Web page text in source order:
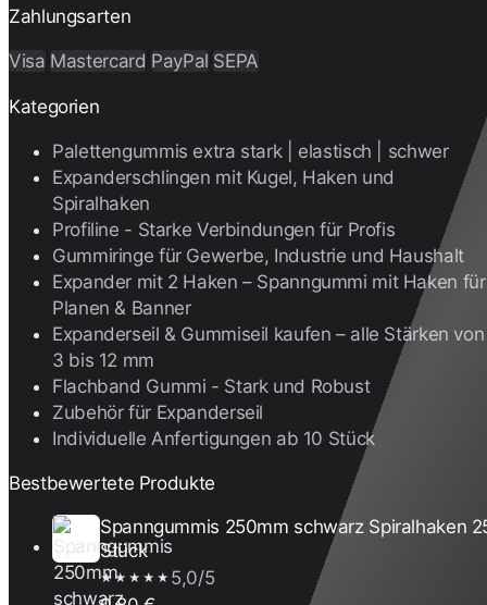
Zahlungsarten
Visa Mastercard PayPal SEPA
Kategorien
Palettengummis extra stark | elastisch | schwer
Expanderschlingen mit Kugel, Haken und
Spiralhaken
Profiline - Starke Verbindungen für Profis
Gummiringe für Gewerbe, Industrie und Haushalt
Expander mit 2 Haken – Spanngummi mit Haken für
Planen & Banner
Expanderseil & Gummiseil kaufen – alle Stärken von
3 bis 12 mm
Flachband Gummi - Stark und Robust
Zubehör für Expanderseil
Individuelle Anfertigungen ab 10 Stück
Bestbewertete Produkte
Spanngummis 250mm schwarz Spiralhaken
Stück
★★★★★ 5,0/5